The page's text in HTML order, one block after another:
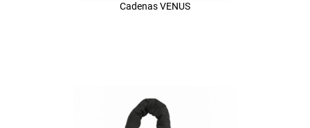
Cadenas VENUS